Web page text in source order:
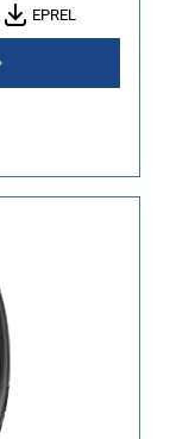
EPREL